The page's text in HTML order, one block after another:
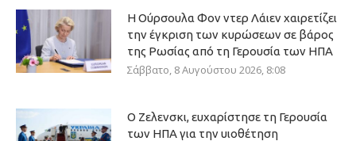
Η Ούρσουλα Φον ντερ Λάιεν χαιρετίζει
την έγκριση των κυρώσεων σε βάρος
της Ρωσίας από τη Γερουσία των ΗΠΑ
Σάββατο, 8 Αυγούστου 2026, 8:08
Ο Ζελενσκι, ευχαρίστησε τη Γερουσία
των ΗΠΑ για την υιοθέτηση